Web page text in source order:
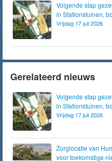
Volgende stap
in Stationstuinen,
Vrijdag 17 juli 2026
Gerelateerd nieuws
Volgende stap
in Stationstuinen,
Vrijdag 17 juli 2026
Zorglocatie van
voor toekomstige